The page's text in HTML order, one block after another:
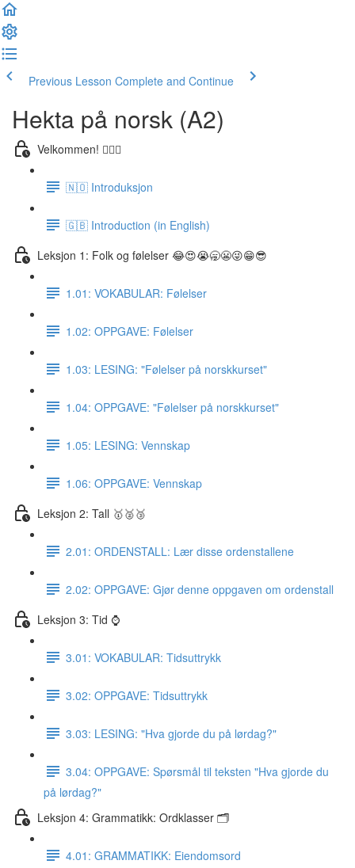
Previous Lesson Complete and Continue
Hekta på norsk (A2)
Velkommen! 🙋🏼‍♂️
🇳🇴 Introduksjon
🇬🇧 Introduction (in English)
Leksjon 1: Folk og følelser 😂😍😭🥱😬😜😁😎
1.01: VOKABULAR: Følelser
1.02: OPPGAVE: Følelser
1.03: LESING: "Følelser på norskkurset"
1.04: OPPGAVE: "Følelser på norskkurset"
1.05: LESING: Vennskap
1.06: OPPGAVE: Vennskap
Leksjon 2: Tall 🥇🥈🥉
2.01: ORDENSTALL: Lær disse ordenstallene
2.02: OPPGAVE: Gjør denne oppgaven om ordenstall
Leksjon 3: Tid ⌚️
3.01: VOKABULAR: Tidsuttrykk
3.02: OPPGAVE: Tidsuttrykk
3.03: LESING: "Hva gjorde du på lørdag?"
3.04: OPPGAVE: Spørsmål til teksten "Hva gjorde du
på lørdag?"
Leksjon 4: Grammatikk: Ordklasser 🗂
4.01: GRAMMATIKK: Eiendomsord